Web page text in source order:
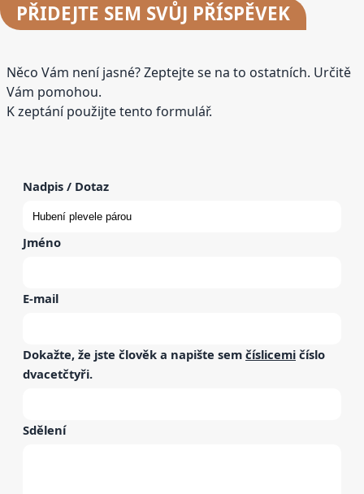
PŘIDEJTE SEM SVŮJ PŘÍSPĚVEK
Něco Vám není jasné? Zeptejte se na to ostatních. Určitě
Vám pomohou.
K zeptání použijte tento formulář.
Nadpis / Dotaz
Jméno
E-mail
Dokažte, že jste člověk a napište sem číslicemi číslo
dvacetčtyři.
Sdělení